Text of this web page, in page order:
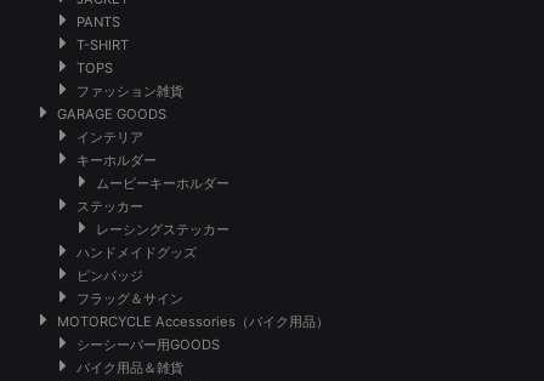
PANTS
T-SHIRT
TOPS
ファッション雑貨
GARAGE GOODS
インテリア
キーホルダー
ムービーキーホルダー
ステッカー
レーシングステッカー
ハンドメイドグッズ
ピンバッジ
フラッグ＆サイン
MOTORCYCLE Accessories（バイク用品）
シーシーバー用GOODS
バイク用品＆雑貨